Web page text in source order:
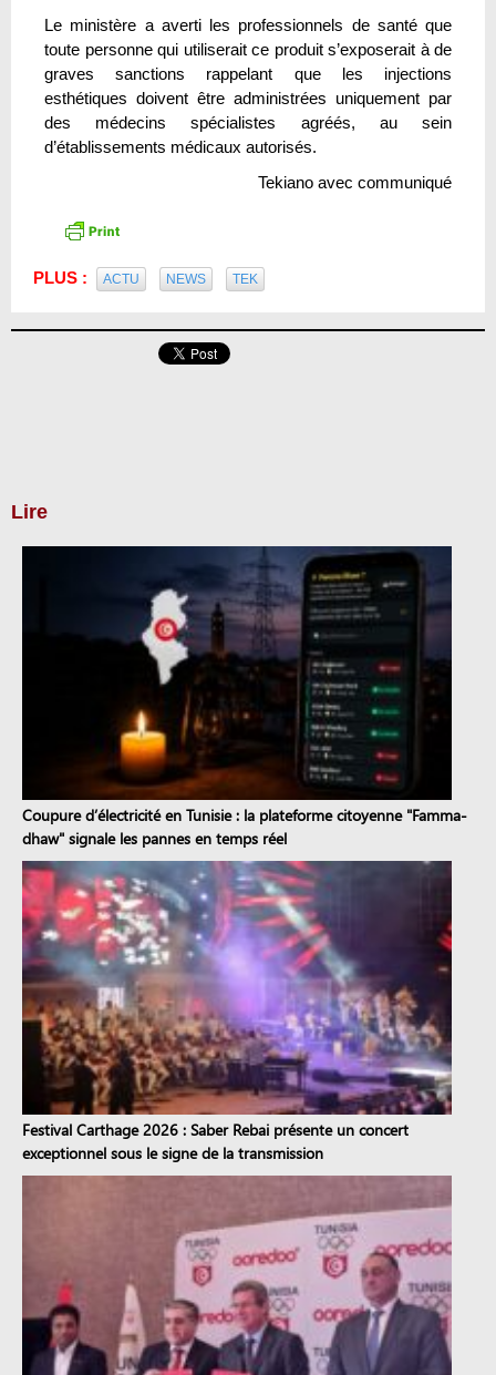
Le ministère a averti les professionnels de santé que
toute personne qui utiliserait ce produit s’exposerait à de
graves sanctions rappelant que les injections
esthétiques doivent être administrées uniquement par
des médecins spécialistes agréés, au sein
d’établissements médicaux autorisés.
Tekiano avec communiqué
PLUS : ACTU NEWS TEK
Lire
Coupure d’électricité en Tunisie : la plateforme citoyenne "Famma-
dhaw" signale les pannes en temps réel
Festival Carthage 2026 : Saber Rebai présente un concert
exceptionnel sous le signe de la transmission